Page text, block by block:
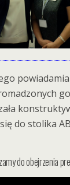
do stolika
do obejrzenia